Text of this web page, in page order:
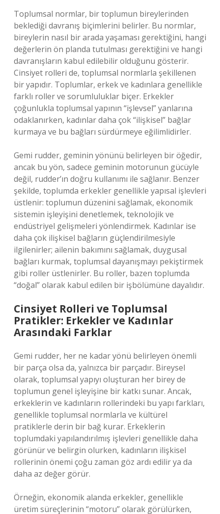
Toplumsal normlar, bir toplumun bireylerinden
beklediği davranış biçimlerini belirler. Bu normlar,
bireylerin nasıl bir arada yaşaması gerektiğini, hangi
değerlerin ön planda tutulması gerektiğini ve hangi
davranışların kabul edilebilir olduğunu gösterir.
Cinsiyet rolleri de, toplumsal normlarla şekillenen
bir yapıdır. Toplumlar, erkek ve kadınlara genellikle
farklı roller ve sorumluluklar biçer. Erkekler
çoğunlukla toplumsal yapının “işlevsel” yanlarına
odaklanırken, kadınlar daha çok “ilişkisel” bağlar
kurmaya ve bu bağları sürdürmeye eğilimlidirler.
Gemi rudder, geminin yönünü belirleyen bir öğedir,
ancak bu yön, sadece geminin motorunun gücüyle
değil, rudder’ın doğru kullanımı ile sağlanır. Benzer
şekilde, toplumda erkekler genellikle yapısal işlevleri
üstlenir: toplumun düzenini sağlamak, ekonomik
sistemin işleyişini denetlemek, teknolojik ve
endüstriyel gelişmeleri yönlendirmek. Kadınlar ise
daha çok ilişkisel bağların güçlendirilmesiyle
ilgilenirler; ailenin bakımını sağlamak, duygusal
bağları kurmak, toplumsal dayanışmayı pekiştirmek
gibi roller üstlenirler. Bu roller, bazen toplumda
“doğal” olarak kabul edilen bir işbölümüne dayalıdır.
Cinsiyet Rolleri ve Toplumsal
Pratikler: Erkekler ve Kadınlar
Arasındaki Farklar
Gemi rudder, her ne kadar yönü belirleyen önemli
bir parça olsa da, yalnızca bir parçadır. Bireysel
olarak, toplumsal yapıyı oluşturan her birey de
toplumun genel işleyişine bir katkı sunar. Ancak,
erkeklerin ve kadınların rollerindeki bu yapı farkları,
genellikle toplumsal normlarla ve kültürel
pratiklerle derin bir bağ kurar. Erkeklerin
toplumdaki yapılandırılmış işlevleri genellikle daha
görünür ve belirgin olurken, kadınların ilişkisel
rollerinin önemi çoğu zaman göz ardı edilir ya da
daha az değer görür.
Örneğin, ekonomik alanda erkekler, genellikle
üretim süreçlerinin “motoru” olarak görülürken,